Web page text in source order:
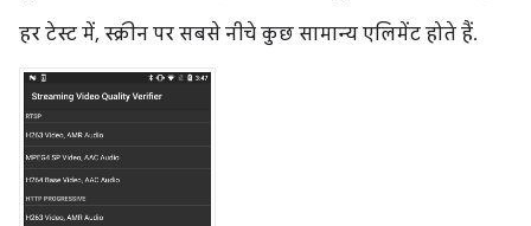
हर टेस्ट में, स्क्रीन पर सबसे नीचे कुछ सामान्य एलिमेंट होते हैं.